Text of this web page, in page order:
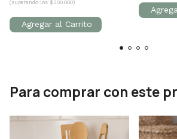
(superando los $300.000)
Para comprar con este